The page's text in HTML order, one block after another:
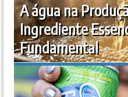
A água na
Ingrediente
Fundamental